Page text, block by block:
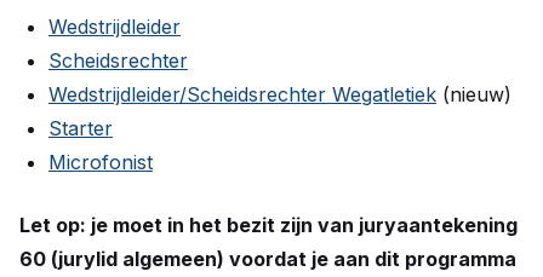
Wedstrijdleider
Scheidsrechter
Wedstrijdleider/Scheidsrechter Wegatletiek (nieuw)
Starter
Microfonist
Let op: je moet in het bezit zijn van juryaantekening
60 (jurylid algemeen) voordat je aan dit programma